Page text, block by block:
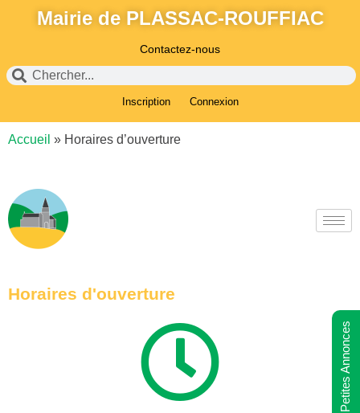
Mairie de PLASSAC-ROUFFIAC
Contactez-nous
Inscription Connexion
Accueil » Horaires d’ouverture
Horaires d'ouverture
Petites Annonces